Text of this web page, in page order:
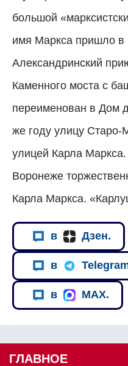
большой
имя Маркса пришло в
Александринский
Каменного моста с
переименован в Дом
же году улицу Старо-
улицей Карла
Воронеже
Карла Маркса.
в Дзен.
в
в MAX.
ГЛАВНОЕ